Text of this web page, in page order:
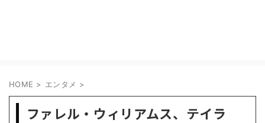
HOME > エンタメ >
ファレル・ウィリアムス、テイラ